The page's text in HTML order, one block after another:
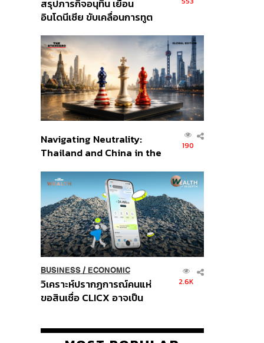
สรุปภารกิจอนุทิน เยือน
อินโดนีเซีย ขับเคลื่อนการทูต
ส่วนยุทธศาสตร์ไทย –
อินโดนีเซีย
Navigating Neutrality:
Thailand and China in the
Order
190
BUSINESS/ ECONOMIC
วิเคราะห์ปรากฏการณ์คนแห่
ขอสินเชื่อ CLICX อาจเป็น
ปัญหาหนี้ครัวเรือนไทยที่ถูกซุก
2.6K